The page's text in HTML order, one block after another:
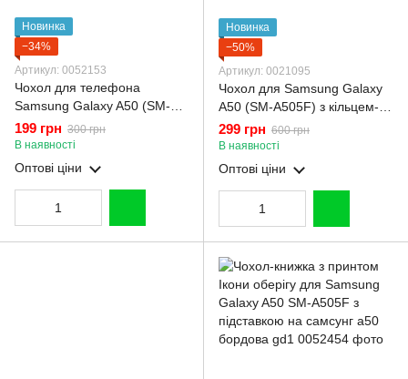
Новинка
−34%
Артикул: 0052153
Чохол для телефона
Samsung Galaxy A50 (SM-
A505F) карбоновий
протиударний з високими
бортами чорний
199 грн 300 грн
В наявності
Оптові ціни
Новинка
−50%
Артикул: 0021095
Чохол для Samsung Galaxy
A50 (SM-A505F) з кільцем-
підставкою із золотою
окантовкою на самсунг а50
чорний gs1
299 грн 600 грн
В наявності
Оптові ціни